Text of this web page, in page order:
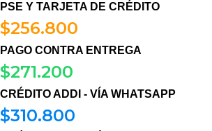
PSE Y TARJETA DE CRÉDITO
$256.800
PAGO CONTRA ENTREGA
$271.200
CRÉDITO ADDI - VÍA WHATSAPP
$310.800